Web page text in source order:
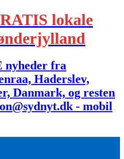
lokale
nyheder fra
Haderslev,
Danmark, og resten
- mobil